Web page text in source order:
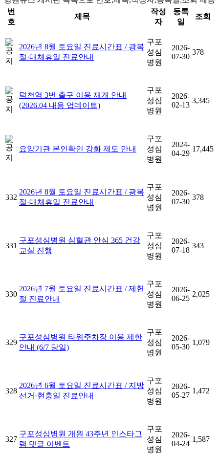
번
호
제목
작성
자
등록
일
조회
2026년 8월 토요일 진료시간표 / 광복
절·대체휴일 진료안내
구포
성심
병원
2026-
07-30
378
덕천역 3번 출구 이용 재개 안내
(2026.04 내용 업데이트)
구포
성심
병원
2026-
02-13
3,345
요양기관 본인확인 강화 제도 안내
구포
성심
병원
2024-
04-29
17,445
332
2026년 8월 토요일 진료시간표 / 광복
절·대체휴일 진료안내
구포
성심
병원
2026-
07-30
378
331
구포성심병원 심혈관 안심 365 건강
교실 진행
구포
성심
병원
2026-
07-18
343
330
2026년 7월 토요일 진료시간표 / 제헌
절 진료안내
구포
성심
병원
2026-
06-25
2,025
329
구포성심병원 타워주차장 이용 제한
안내 (6/7 당일)
구포
성심
병원
2026-
05-30
1,079
328
2026년 6월 토요일 진료시간표 / 지방
선거·현충일 진료안내
구포
성심
병원
2026-
05-27
1,472
327
구포성심병원 개원 43주년 인스타그
램 댓글 이벤트
구포
성심
병원
2026-
04-24
1,587